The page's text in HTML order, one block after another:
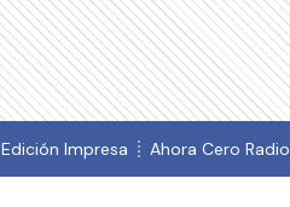
Edición Impresa Ahora Cero Radio